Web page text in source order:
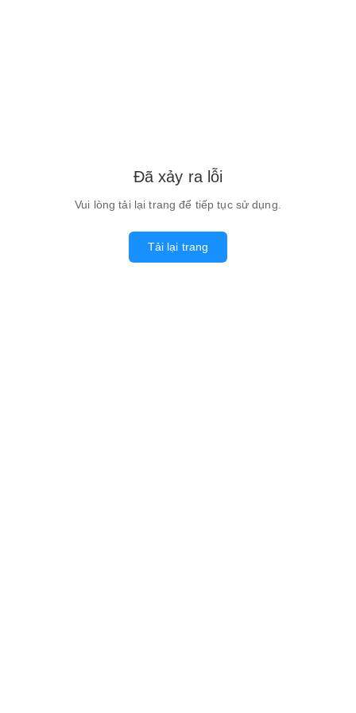
Đã xảy ra lỗi
Vui lòng tải lại trang để tiếp tục sử dụng.
Tải lại trang